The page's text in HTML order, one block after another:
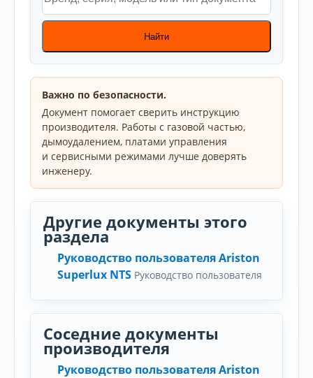
Найти
Важно по безопасности.
Документ помогает сверить инструкцию
производителя. Работы с газовой частью,
дымоудалением, платами управления
и сервисными режимами лучше доверять
инженеру.
Другие документы этого
раздела
Руководство пользователя Ariston
Superlux NTS Руководство пользователя
Соседние документы
производителя
Руководство пользователя Ariston